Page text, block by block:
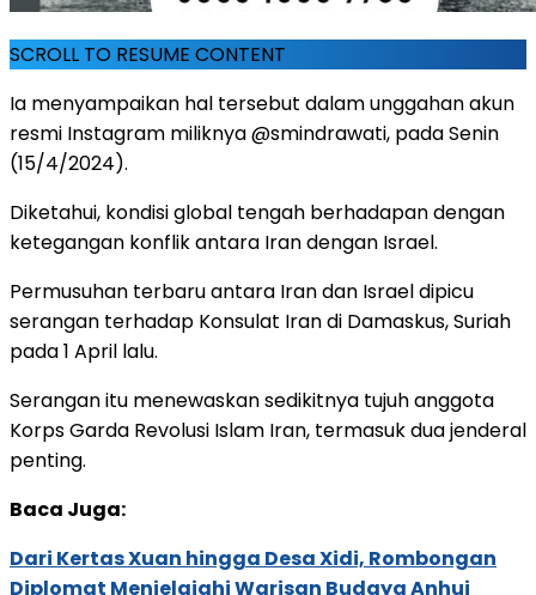
SCROLL TO RESUME CONTENT
Ia menyampaikan hal tersebut dalam unggahan akun
resmi Instagram miliknya @smindrawati, pada Senin
(15/4/2024).
Diketahui, kondisi global tengah berhadapan dengan
ketegangan konflik antara Iran dengan Israel.
Permusuhan terbaru antara Iran dan Israel dipicu
serangan terhadap Konsulat Iran di Damaskus, Suriah
pada 1 April lalu.
Serangan itu menewaskan sedikitnya tujuh anggota
Korps Garda Revolusi Islam Iran, termasuk dua jenderal
penting.
Baca Juga:
Dari Kertas Xuan hingga Desa Xidi, Rombongan
Diplomat Menjelajahi Warisan Budaya Anhui